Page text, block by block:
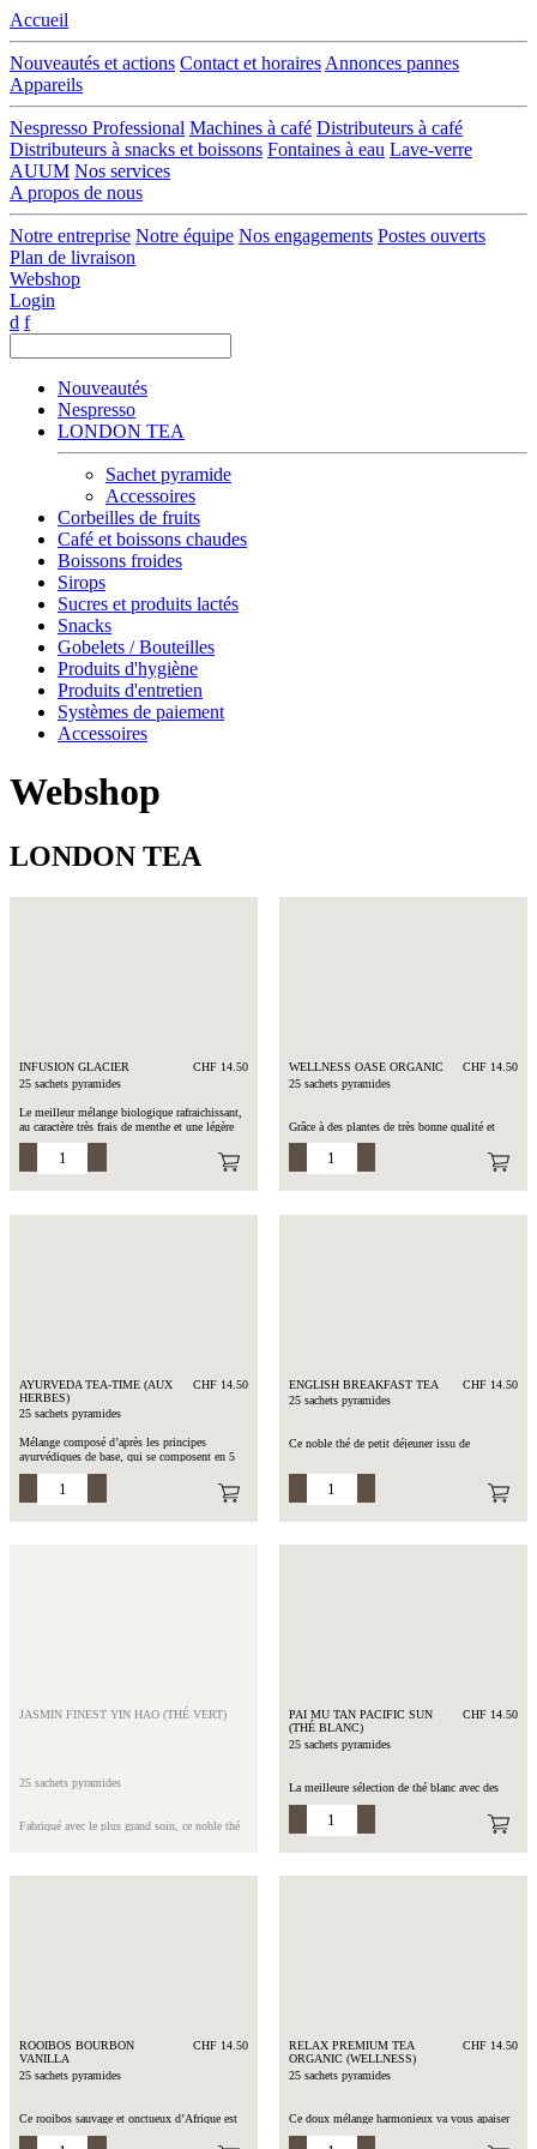
Accueil
Nouveautés et actions Contact et horaires Annonces pannes
Appareils
Nespresso Professional Machines à café Distributeurs à café
Distributeurs à snacks et boissons Fontaines à eau Lave-verre
AUUM Nos services
A propos de nous
Notre entreprise Notre équipe Nos engagements Postes ouverts
Plan de livraison
Webshop
Login
d f
Nouveautés
Nespresso
LONDON TEA
Sachet pyramide
Accessoires
Corbeilles de fruits
Café et boissons chaudes
Boissons froides
Sirops
Sucres et produits lactés
Snacks
Gobelets / Bouteilles
Produits d'hygiène
Produits d'entretien
Systèmes de paiement
Accessoires
Webshop
LONDON TEA
INFUSION GLACIER
CHF 14.50
25 sachets pyramides
Le meilleur mélange biologique rafraichissant,
au caractère très frais de menthe et une légère
touche de pomme.
Composition : Menthe odorante, fleurs de
WELLNESS OASE ORGANIC
CHF 14.50
25 sachets pyramides
Grâce à des plantes de très bonne qualité et
certifiées BIO, créez autour de vous une île de
bien-être et d’apaisement en buvant une tasse
de thé.
(BIO), cannelle (BIO), muscat (BIO), écorces
AYURVEDA TEA-TIME (AUX
HERBES)
CHF 14.50
25 sachets pyramides
Mélange composé d’après les principes
ayurvédiques de base, qui se composent en 5
éléments principaux dont ; le feu, l’air, la terre,
l’eau et l’éther. L’ayurveda est une sorte de
médecine traditionnelle indienne. Ce thé vous
ENGLISH BREAKFAST TEA
CHF 14.50
25 sachets pyramides
Ce noble thé de petit déjeuner issu de
vous fera voyager directement en Angleterre. De
plus, sa belle liqueur se verra brune cuivrée
dans votre tasse. Délicieux avec un peu de lait
Breakfast ».
JASMIN FINEST YIN HAO (THÉ VERT)
25 sachets pyramides
Fabriqué avec le plus grand soin, ce noble thé
PAI MU TAN PACIFIC SUN
(THÉ BLANC)
CHF 14.50
25 sachets pyramides
La meilleure sélection de thé blanc avec des
et fruitées. Cette infusion unique sera très
Composition : Thé blanc de Chine (BIO),
ROOIBOS BOURBON
VANILLA
CHF 14.50
25 sachets pyramides
Ce rooibos sauvage et onctueux d’Afrique est
RELAX PREMIUM TEA
ORGANIC (WELLNESS)
CHF 14.50
25 sachets pyramides
Ce doux mélange harmonieux va vous apaiser